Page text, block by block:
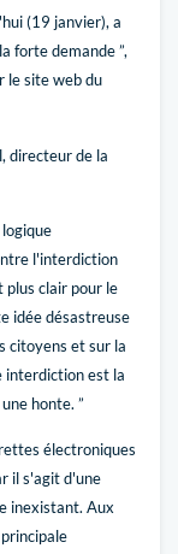
(19 janvier), a
forte demande ”,
le site web du
directeur de la
l'interdiction
plus clair pour le
idée désastreuse
citoyens et sur la
interdiction est la
honte. ”
électroniques
il s'agit d'une
inexistant. Aux